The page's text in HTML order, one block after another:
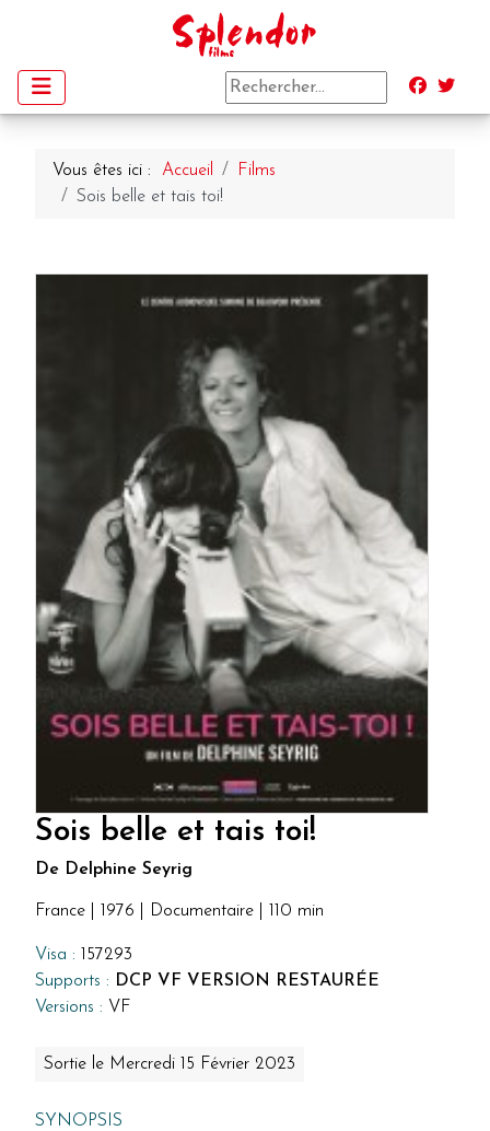
Vous êtes ici : Accueil
Films
Sois belle et tais toi!
Sois belle et tais toi!
De Delphine Seyrig
France | 1976 | Documentaire | 110 min
Visa :
157293
Supports : DCP VF VERSION RESTAURÉE
Versions : VF
Sortie le Mercredi 15 Février 2023
SYNOPSIS